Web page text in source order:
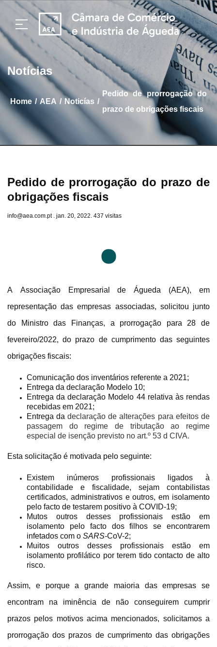
Notícias
home / AEA / Noticías /
Pedido de prorrogação do
prazo de obrigações fiscais
Pedido de prorrogação do prazo de
obrigações fiscais
info@aea.com.pt . jan. 20, 2022. 437 visitas
A Associação Empresarial de Águeda (AEA), em
representação das empresas associadas, solicitou junto
do Ministro das Finanças, a prorrogação para 28 de
fevereiro/2022, do prazo de cumprimento das seguintes
obrigações fiscais:
Comunicação dos inventários referente a 2021;
Entrega da declaração Modelo 10;
Entrega da declaração Modelo 44 relativa às rendas
recebidas em 2021;
Entrega da declaração de alterações para efeitos de
passagem do regime de tributação ao regime
especial de isenção previsto no art.º 53 d CIVA.
Esta solicitação é motivada pelo seguinte:
Existem inúmeros profissionais ligados à
contabilidade e fiscalidade, sejam contabilistas
certificados, administrativos e outros, em isolamento
pelo facto de testarem positivo à COVID-19;
Mutos outros desses profissionais estão em
isolamento pelo facto dos filhos se encontrarem
infetados com o SARS-CoV-2;
Muitos outros desses profissionais estão em
isolamento profilático por terem tido contacto de alto
risco.
Assim, e porque a grande maioria das empresas se
encontram na iminência de não conseguirem cumprir
prazos pelos motivos acima mencionados, solicitamos a
prorrogação dos prazos de cumprimento das obrigações